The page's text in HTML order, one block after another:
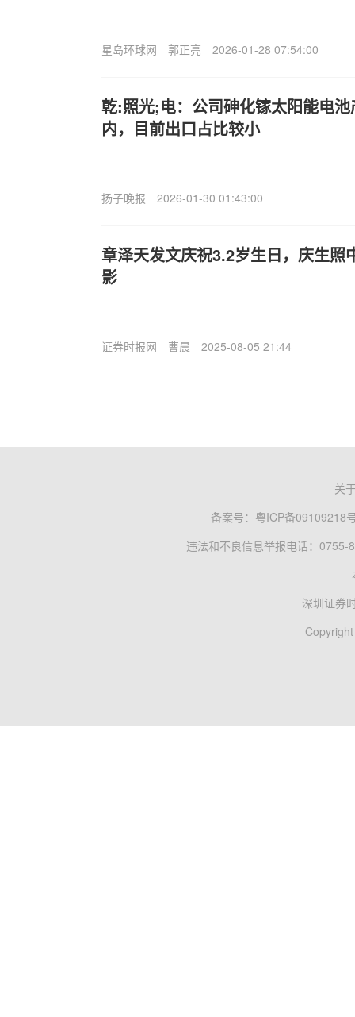
星岛环球网 郭正亮 2026-01-28 07:54:00
乾:照光;电：公司砷化镓太阳能电
内，目前出口占比较小
扬子晚报 2026-01-30 01:43:00
章泽天发文庆祝3.2岁生日，庆生照
影
证券时报网 曹晨 2025-08-05 21:44
关
备案号： 粤ICP备09109218
违法和不良信息举报电话：0755-
深圳证券